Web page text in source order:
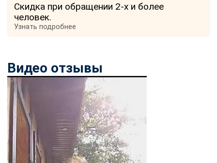
Скидка при обращении 2-х и более
человек.
Узнать подробнее
Видео отзывы